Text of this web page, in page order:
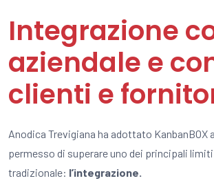
Integrazione
aziendale e
clienti e
Anodica Trevigiana ha adottato KanbanBOX
permesso di superare uno dei principali limiti
tradizionale: l’integrazione.